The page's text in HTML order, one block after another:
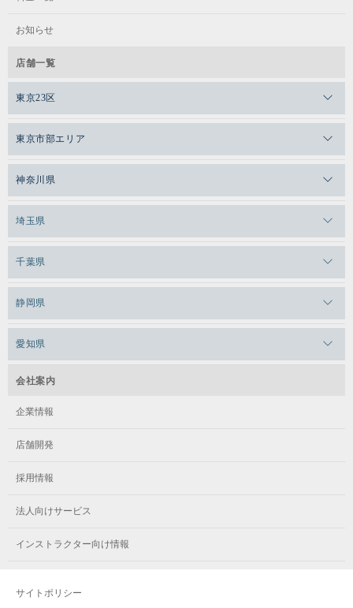
お知らせ
店舗一覧
東京23区
メガロスルフレ恵比寿
メガロス日比谷シャンテ
メガロス白金台
メガロス田端
メガロスルフレ田端
メガロスキッズ錦糸町
メガロス葛飾
東京市部エリア
メガロス三鷹
メガロスルフレ三鷹
メガロス武蔵小金井
メガロスルフレ武蔵小金井
メガロス小平テニススクール
メガロス玉川学園テニススクール
神奈川県
メガロス上永谷
メガロスルフレ上永谷
メガロス神奈川
メガロス日吉
メガロス綱島
メガロスルフレ綱島
メガロス市ヶ尾
メガロス鷺沼
メガロスルフレ鷺沼
メガロス相模大野
埼玉県
メガロスルフレ草加
千葉県
メガロス本八幡
静岡県
愛知県
メガロステラッセ納屋橋
メガロス千種
会社案内
企業情報
店舗開発
採用情報
法人向けサービス
インストラクター向け情報
サイトポリシー